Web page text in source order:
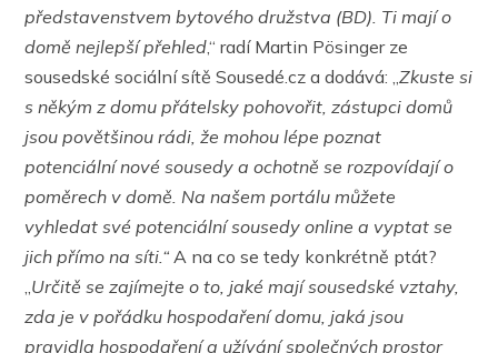
představenstvem bytového družstva (BD). Ti mají o
domě nejlepší přehled,“ radí Martin Pösinger ze
sousedské sociální sítě Sousedé.cz a dodává: „Zkuste si
s někým z domu přátelsky pohovořit, zástupci domů
jsou povětšinou rádi, že mohou lépe poznat
potenciální nové sousedy a ochotně se rozpovídají o
poměrech v domě. Na našem portálu můžete
vyhledat své potenciální sousedy online a vyptat se
jich přímo na síti.“A na co se tedy konkrétně ptát?
„Určitě se zajímejte o to, jaké mají sousedské vztahy,
zda je v pořádku hospodaření domu, jaká jsou
pravidla hospodaření a užívání společných prostor